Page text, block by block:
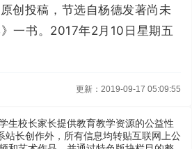
原创投稿，节选自杨德发著尚未
一书。2017年2月10日星期五
更新：2019-09-17 05:09:55
生校长家长提供教育教学资源的公益性
站长创作外，所有信息均转贴互联网上公